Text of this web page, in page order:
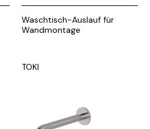
Waschtisch-Auslauf für
Wandmontage
TOKI